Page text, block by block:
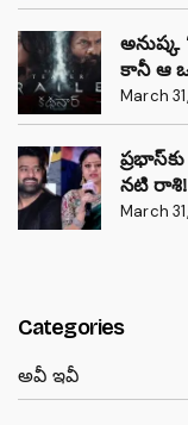
కానీ ఆ
March
నటి రాశి!
March
Categories
అవీ ఇవీ